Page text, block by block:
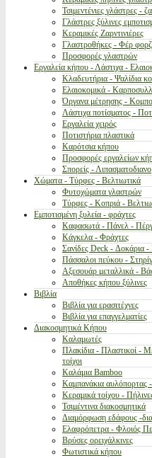
Τσιμεντένιες γλάστρες -
Γλάστρες ξύλινες
Κεραμικές Ζαρντινιέρες
Γλαστροθήκες - Φέρ
Προσφορές γλαστρών
Εργαλεία κήπου - Λάστιχα -
Κλαδευτήρια - Ψαλίδια
Ελαιοκομικά -
Όργανα μέτρησης -
Λάστιχα ποτίσματος -
Εργαλεία χειρός
Ποτιστήρια πλαστικά
Καρότσια κήπου
Προσφορές εργαλείων
Σπορείς -
Χώματα - Τύρφες - Βελτιωτικά
Φυτοχώματα γλαστρών
Τύρφες - Κοπριά -
Εμποτισμένη ξυλεία - φράχτες
Καφασωτά - Πάνελ -
Κάγκελα - Φράχτες
Σανίδες Deck - Δοκάρια
Πάσσαλοι πεύκου -
Αξεσουάρ μεταλλικά -
Αποθήκες κήπου ξύλινες
Βιβλία
Βιβλία για ερασιτέχνες
Βιβλία για επαγγελματίες
Διακοσμητικά Κήπου
Καλαμωτές
Πλακίδια - Πλαστικοί -
τοίχοι
Καλάμια Bamboo
Καμπανάκια αυλόπορτας
Κεραμικά τοίχου -
Τσιμέντινα διακοσμητικά
Διαμόρφωση εδάφους -
Ελαφρόπετρα - Φλοιός
Βρύσες ορειχάλκινες
Φωτιστικά κήπου